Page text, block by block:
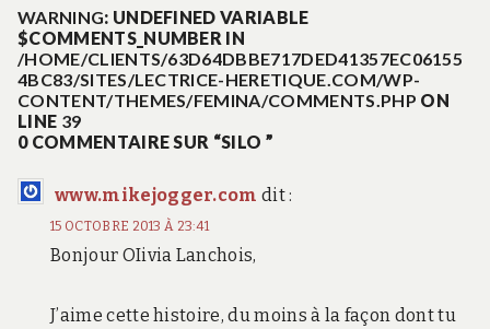
WARNING: UNDEFINED VARIABLE
$COMMENTS_NUMBER IN
/HOME/CLIENTS/63D64DBBE717DED41357EC06155
4BC83/SITES/LECTRICE-HERETIQUE.COM/WP-
CONTENT/THEMES/FEMINA/COMMENTS.PHP ON
LINE 39
0 COMMENTAIRE SUR “SILO ”
www.mikejogger.com dit :
15 OCTOBRE 2013 À 23:41
Bonjour OIivia Lanchois,
J’aime cette histoire, du moins à la façon dont tu